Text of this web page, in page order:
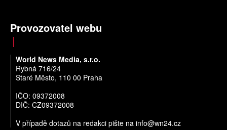
Provozovatel webu
World News Media, s.r.o.
Rybná 716/24
Staré Město, 110 00 Praha
IČO: 09372008
DIČ: CZ09372008
V případě dotazů na redakci pište na info@wn24.cz